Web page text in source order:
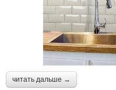
читать дальше →